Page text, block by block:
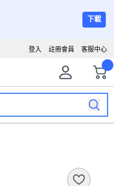
下載
客服中心
註冊會員
登入